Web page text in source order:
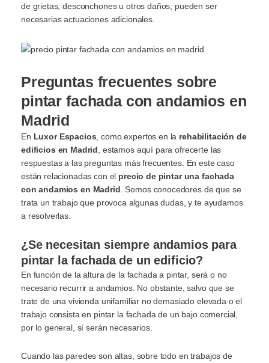
de grietas, desconchones u otros daños, pueden ser
necesarias actuaciones adicionales.
Preguntas frecuentes sobre
pintar fachada con andamios en
Madrid
En Luxor Espacios , como expertos en la rehabilitación de
edificios en Madrid , estamos aquí para ofrecerte las
respuestas a las preguntas más frecuentes. En este caso
están relacionadas con el precio de pintar una fachada
con andamios en Madrid . Somos conocedores de que se
trata un trabajo que provoca algunas dudas, y te ayudamos
a resolverlas.
¿Se necesitan siempre andamios para
pintar la fachada de un edificio?
En función de la altura de la fachada a pintar, será o no
necesario recurrir a andamios. No obstante, salvo que se
trate de una vivienda unifamiliar no demasiado elevada o el
trabajo consista en pintar la fachada de un bajo comercial,
por lo general, sí serán necesarios.
Cuando las paredes son altas, sobre todo en trabajos de